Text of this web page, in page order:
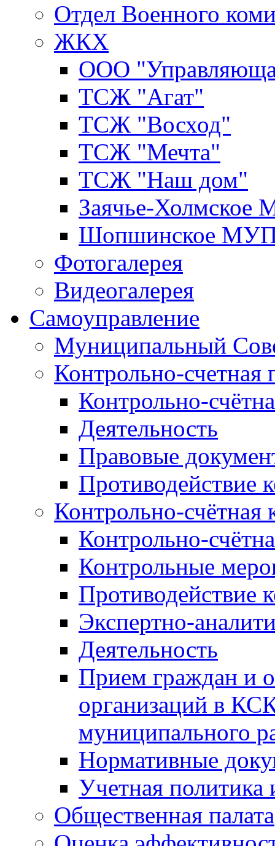
Отдел Военного
ЖКХ
ООО
ТСЖ "Агат"
ТСЖ "Восход"
ТСЖ "Мечта"
ТСЖ "Наш дом"
Заячье-
Шопшинское
Фотогалерея
Видеогалерея
Самоуправление
Муниципальный
Контрольно-счетная
Контрольно-
Деятельность
Правовые
Противодействие
Контрольно-счётная
Контрольно-
Контрольные
Противодействие
Экспертно-
Деятельность
Прием граждан и
организаций в
муниципального
Нормативные
Учетная политика
Общественная палата